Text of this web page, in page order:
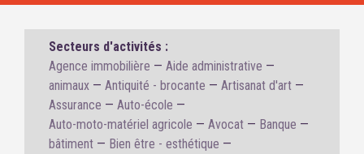
Secteurs d'activités :
Agence immobilière
Aide administrative
animaux
Antiquité - brocante
Artisanat d'art
Assurance
Auto-école
Auto-moto-matériel agricole
Avocat
Banque
bâtiment
Bien être - esthétique